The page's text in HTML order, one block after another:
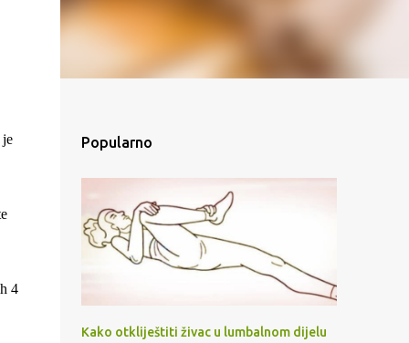
4
Popularno
Kako otkliještiti živac u lumbalnom dijelu